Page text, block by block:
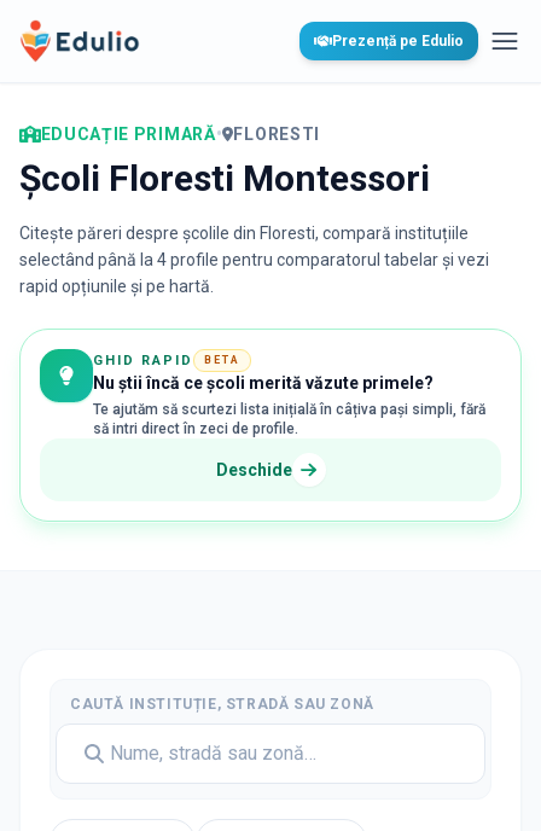
Edulio Prezență pe Edulio
EDUCAȚIE PRIMARĂ• FLORESTI
Școli Floresti Montessori
Citește păreri despre școlile din Floresti, compară instituțiile
selectând până la 4 profile pentru comparatorul tabelar și vezi
rapid opțiunile și pe hartă.
GHID RAPID BETA
Nu știi încă ce școli merită văzute primele?
Te ajutăm să scurtezi lista inițială în câțiva pași simpli, fără
să intri direct în zeci de profile.
Deschide
CAUTĂ INSTITUȚIE, STRADĂ SAU ZONĂ